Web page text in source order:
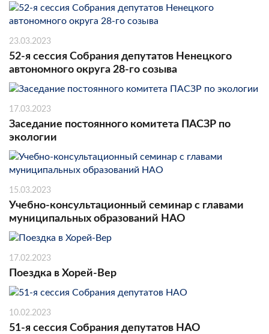
23.03.2023
52-я сессия Собрания депутатов Ненецкого
автономного округа 28-го созыва
17.03.2023
Заседание постоянного комитета ПАСЗР по
экологии
15.03.2023
Учебно-консультационный семинар с главами
муниципальных образований НАО
17.02.2023
Поездка в Хорей-Вер
10.02.2023
51-я сессия Собрания депутатов НАО